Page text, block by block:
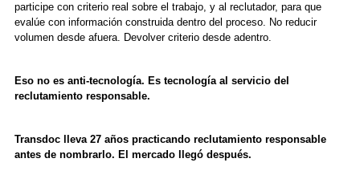
participe con criterio real sobre el trabajo, y al reclutador, para que
evalúe con información construida dentro del proceso. No reducir
volumen desde afuera. Devolver criterio desde adentro.
Eso no es anti-tecnología. Es tecnología al servicio del
reclutamiento responsable.
Transdoc lleva 27 años practicando reclutamiento responsable
antes de nombrarlo. El mercado llegó después.